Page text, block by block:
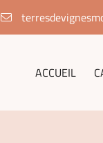
ACCUEIL